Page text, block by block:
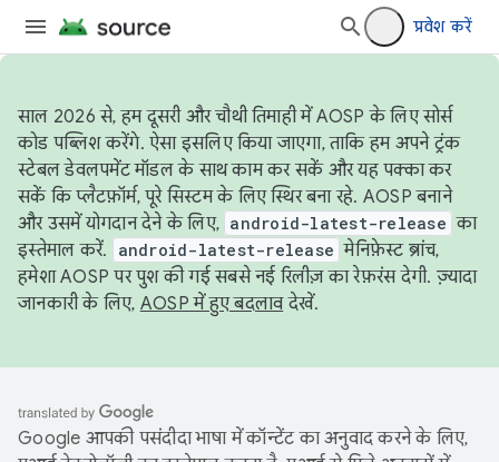
प्रवेश करें
साल 2026 से, हम दूसरी और चौथी तिमाही में AOSP के लिए सोर्स
कोड पब्लिश करेंगे. ऐसा इसलिए किया जाएगा, ताकि हम अपने ट्रंक
स्टेबल डेवलपमेंट मॉडल के साथ काम कर सकें और यह पक्का कर
सकें कि प्लैटफ़ॉर्म, पूरे सिस्टम के लिए स्थिर बना रहे. AOSP बनाने
और उसमें योगदान देने के लिए, android-latest-release का
इस्तेमाल करें.
android-latest-release मेनिफ़ेस्ट ब्रांच,
हमेशा AOSP पर पुश की गई सबसे नई रिलीज़ का रेफ़रंस देगी. ज़्यादा
जानकारी के लिए, AOSP में हुए बदलावदेखें.
Google आपकी पसंदीदा भाषा में कॉन्टेंट का अनुवाद करने के लिए,